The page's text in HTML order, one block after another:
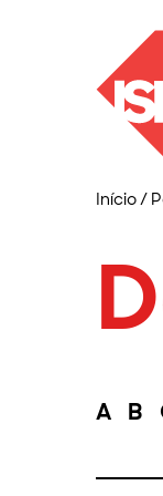
Início/
A B